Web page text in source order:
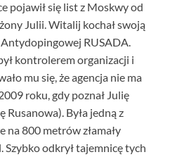
pojawił się list z Moskwy od
Julii. Witalij kochał swoją
RUSADA.
kontrolerem organizacji i
mu się, że agencja nie ma
roku, gdy poznał Julię
Rusanowa). Była jedną z
na 800 metrów złamały
odkrył tajemnicę tych